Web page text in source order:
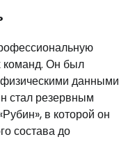
команд. Он был
данными
стал резервным
в которой он
состава до